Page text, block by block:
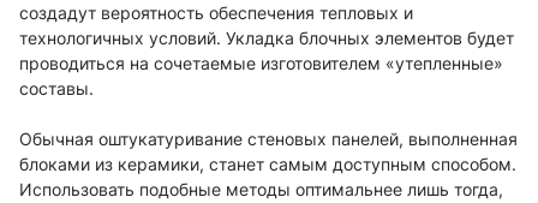
создадут вероятность обеспечения тепловых и
технологичных условий. Укладка блочных элементов будет
проводиться на сочетаемые изготовителем «утепленные»
составы.
Обычная оштукатуривание стеновых панелей, выполненная
блоками из керамики, станет самым доступным способом.
Использовать подобные методы оптимальнее лишь тогда,